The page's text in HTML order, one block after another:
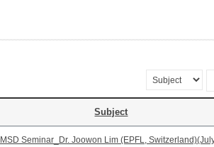
Subject
Seminar_Dr. Joowon Lim (EPFL,